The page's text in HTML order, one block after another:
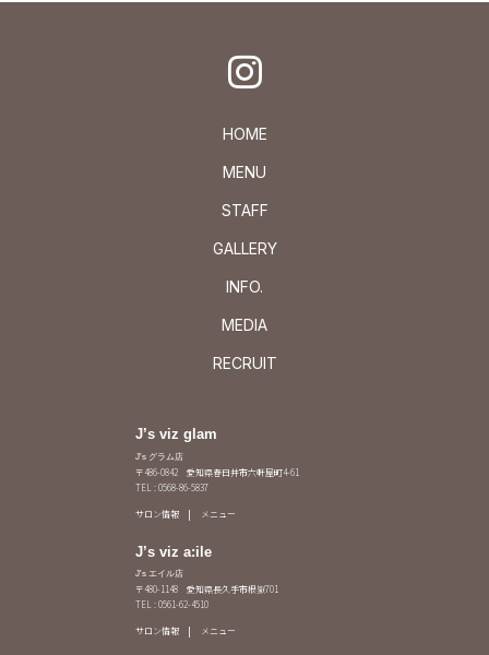
HOME
MENU
STAFF
GALLERY
INFO.
MEDIA
RECRUIT
J’s viz glam
J's グラム店
〒486-0842 愛知県春日井市六軒屋町4-61
TEL : 0568-86-5837
サロン情報 メニュー
J’s viz a:ile
J's エイル店
〒480-1148 愛知県長久手市根嶽701
TEL : 0561-62-4510
サロン情報 メニュー